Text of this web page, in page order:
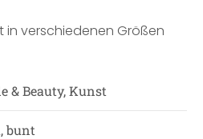
in verschiedenen Größen
& Beauty, Kunst
bunt